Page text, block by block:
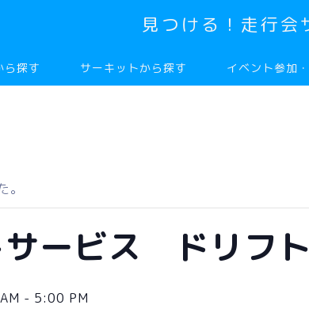
見つける！走行会
ら探す サーキットから探す イベント参加
サービス ドリフ
- 5:00 PM